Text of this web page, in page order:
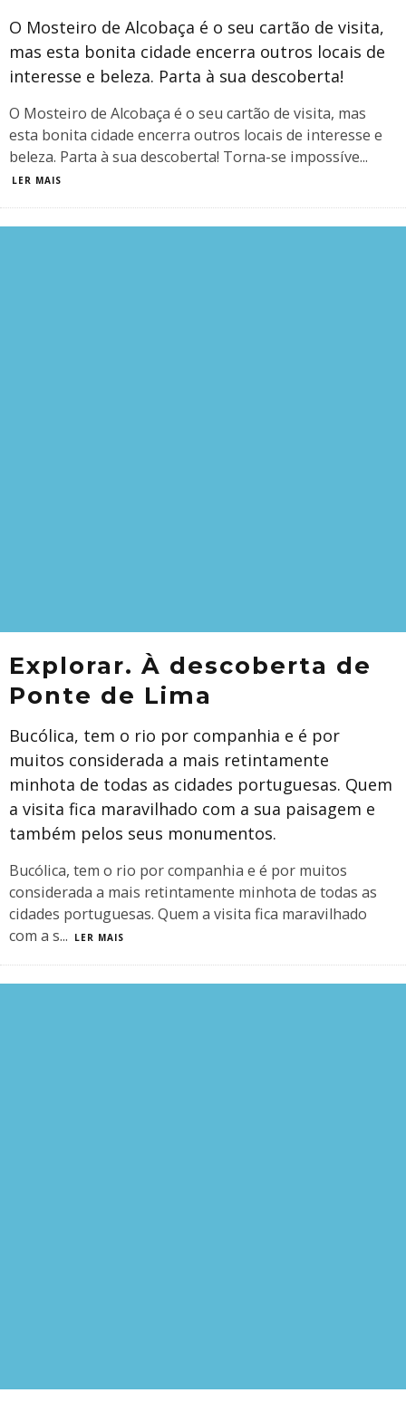
O Mosteiro de Alcobaça é o seu cartão de visita,
mas esta bonita cidade encerra outros locais de
interesse e beleza. Parta à sua descoberta!
O Mosteiro de Alcobaça é o seu cartão de visita, mas
esta bonita cidade encerra outros locais de interesse e
beleza. Parta à sua descoberta! Torna-se impossíve...
LER MAIS
Explorar. À descoberta de
Ponte de Lima
Bucólica, tem o rio por companhia e é por
muitos considerada a mais retintamente
minhota de todas as cidades portuguesas. Quem
a visita fica maravilhado com a sua paisagem e
também pelos seus monumentos.
Bucólica, tem o rio por companhia e é por muitos
considerada a mais retintamente minhota de todas as
cidades portuguesas. Quem a visita fica maravilhado
com a s... LER MAIS